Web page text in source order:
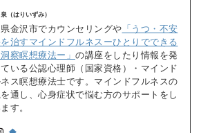
（はりいずみ）
金沢市でカウンセリングや 「うつ・不安
治すマインドフルネスーひとりでできる
察瞑想療法ー」 の講座をしたり情報を発
いる公認心理師（国家資格）・マインド
ス瞑想療法士です。マインドフルネスの
通し、心身症状で悩む方のサポートをし
す。